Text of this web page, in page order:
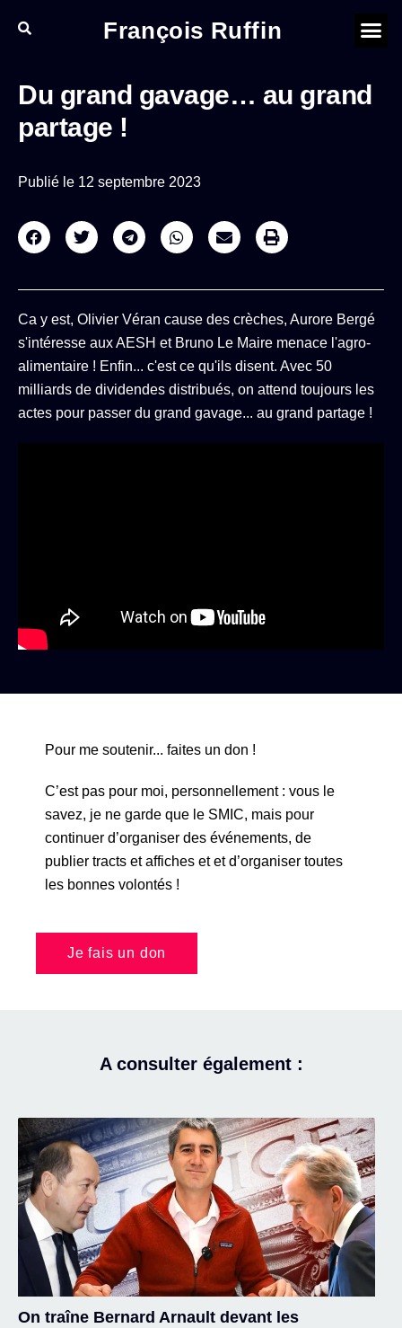
François Ruffin
Du grand gavage… au grand
partage !
Publié le 12 septembre 2023
Ca y est, Olivier Véran cause des crèches, Aurore Bergé
s'intéresse aux AESH et Bruno Le Maire menace l'agro-
alimentaire ! Enfin... c'est ce qu'ils disent. Avec 50
milliards de dividendes distribués, on attend toujours les
actes pour passer du grand gavage... au grand partage !
Pour me soutenir... faites un don !
C’est pas pour moi, personnellement : vous le
savez, je ne garde que le SMIC, mais pour
continuer d’organiser des événements, de
publier tracts et affiches et et d’organiser toutes
les bonnes volontés !
Je fais un don
A consulter également :
On traîne Bernard Arnault devant les